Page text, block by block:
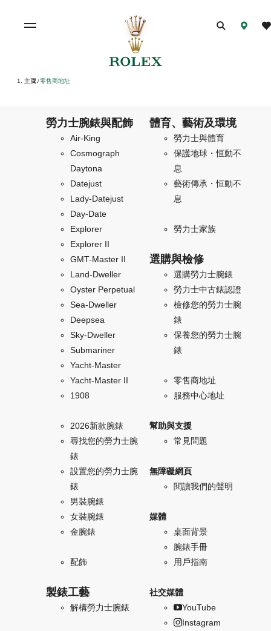
主頁/ 零售商地址
勞力士腕錶與配飾
Air-King
Cosmograph
Daytona
Datejust
Lady-Datejust
Day-Date
Explorer
Explorer II
GMT-Master II
Land-Dweller
Oyster Perpetual
Sea-Dweller
Deepsea
Sky-Dweller
Submariner
Yacht-Master
Yacht-Master II
1908
2026新款腕錶
尋找您的勞力士腕
錶
設置您的勞力士腕
錶
男裝腕錶
女裝腕錶
金腕錶
配飾
製錶工藝
解構勞力士腕錶
體育、藝術及環境
勞力士與體育
保護地球・恒動不
息
藝術傳承・恒動不
息
勞力士家族
選購與檢修
選購勞力士腕錶
勞力士中古錶認證
檢修您的勞力士腕
錶
保養您的勞力士腕
錶
零售商地址
服務中心地址
幫助與支援
常見問題
無障礙網頁
閱讀我們的聲明
媒體
桌面背景
腕錶手冊
用戶指南
社交媒體
YouTube
Instagram